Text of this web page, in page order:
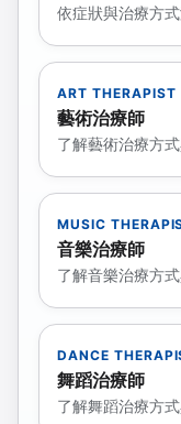
依症狀與治療方
ART THERAPIST
藝術治療師
了解藝術治療方式
MUSIC
音樂治療師
了解音樂治療方式
DANCE
舞蹈治療師
了解舞蹈治療方式